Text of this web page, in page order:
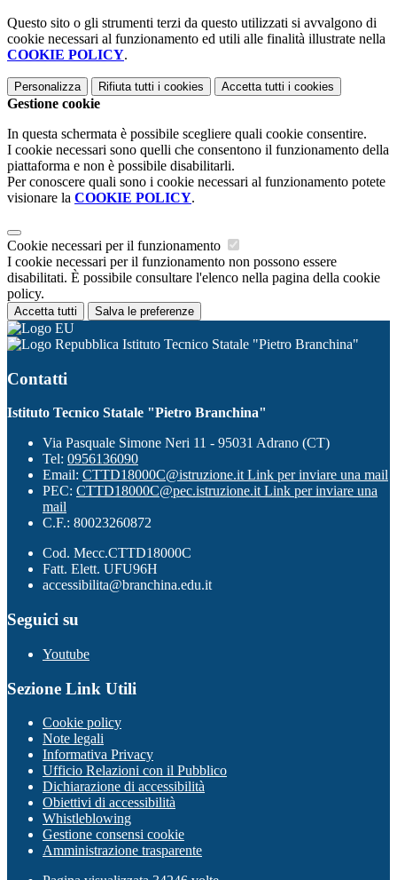
Questo sito o gli strumenti terzi da questo utilizzati si avvalgono di
cookie necessari al funzionamento ed utili alle finalità illustrate nella
COOKIE POLICY.
Personalizza Rifiuta tutti i cookies Accetta tutti i cookies
Gestione cookie
In questa schermata è possibile scegliere quali cookie consentire.
I cookie necessari sono quelli che consentono il funzionamento della
piattaforma e non è possibile disabilitarli.
Per conoscere quali sono i cookie necessari al funzionamento potete
visionare la COOKIE POLICY.
Cookie necessari per il funzionamento
I cookie necessari per il funzionamento non possono essere
disabilitati. È possibile consultare l'elenco nella pagina della cookie
policy.
Accetta tutti Salva le preferenze
Istituto Tecnico Statale "Pietro Branchina"
Contatti
Istituto Tecnico Statale "Pietro Branchina"
Via Pasquale Simone Neri 11 - 95031 Adrano (CT)
Tel: 0956136090
Email: CTTD18000C@istruzione.it Link per inviare una mail
PEC: CTTD18000C@pec.istruzione.it Link per inviare una
mail
C.F.: 80023260872
Cod. Mecc.CTTD18000C
Fatt. Elett. UFU96H
accessibilita@branchina.edu.it
Seguici su
Youtube
Sezione Link Utili
Cookie policy
Note legali
Informativa Privacy
Ufficio Relazioni con il Pubblico
Dichiarazione di accessibilità
Obiettivi di accessibilità
Whistleblowing
Gestione consensi cookie
Amministrazione trasparente